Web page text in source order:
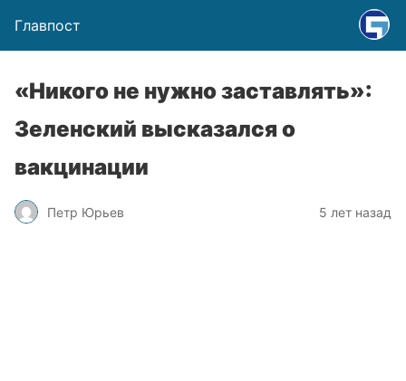
Главпост
«Никого не нужно заставлять»:
Зеленский высказался о
вакцинации
Петр Юрьев 5 лет назад